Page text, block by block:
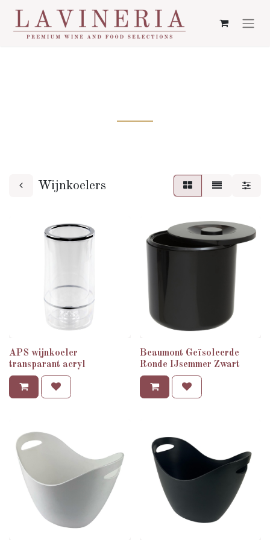
Wijnkoelers
APS wijnkoeler
transparant acryl
Beaumont Geïsoleerde
Ronde IJsemmer Zwart